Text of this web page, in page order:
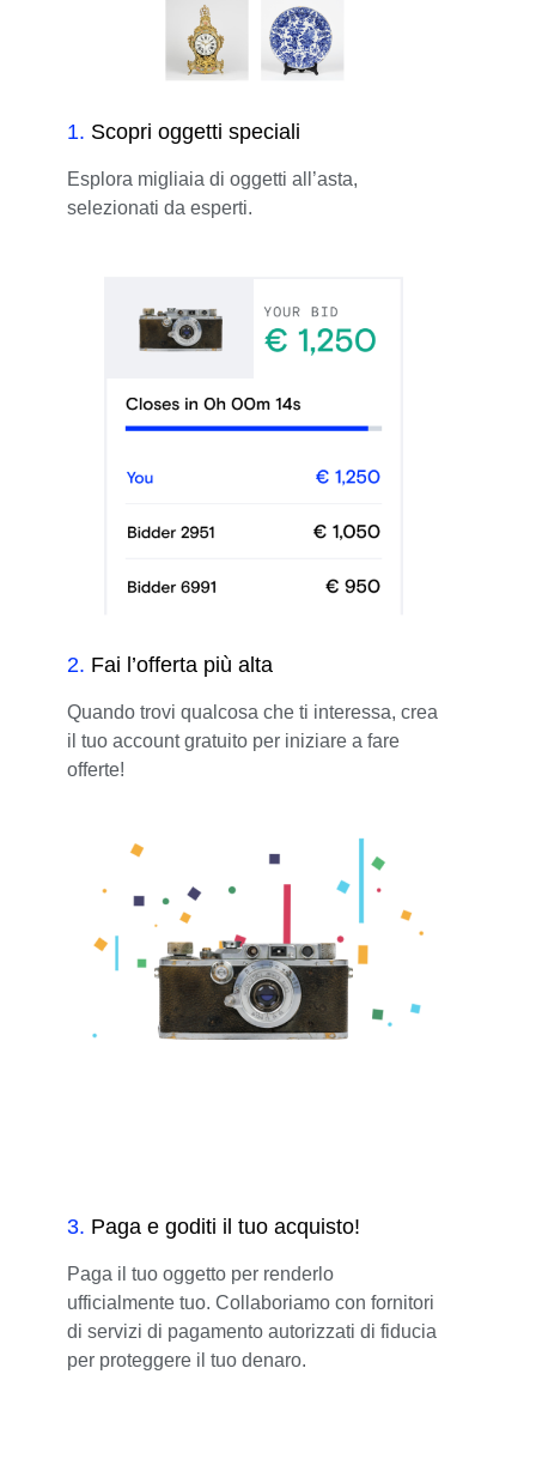
1. Scopri oggetti speciali
Esplora migliaia di oggetti all’asta,
selezionati da esperti.
2. Fai l’offerta più alta
Quando trovi qualcosa che ti interessa, crea
il tuo account gratuito per iniziare a fare
offerte!
3. Paga e goditi il tuo acquisto!
Paga il tuo oggetto per renderlo
ufficialmente tuo. Collaboriamo con fornitori
di servizi di pagamento autorizzati di fiducia
per proteggere il tuo denaro.